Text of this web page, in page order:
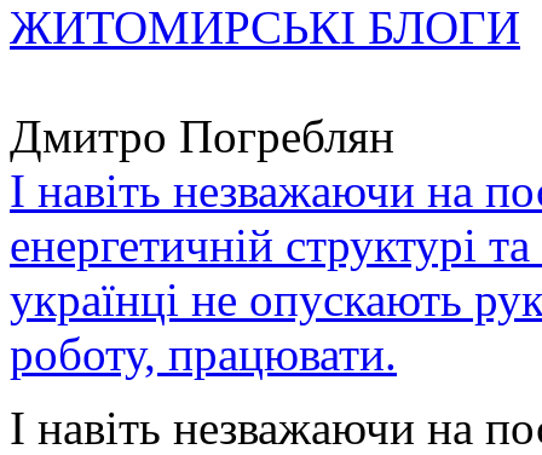
ЖИТОМИРСЬКІ БЛОГИ
Дмитро Погреблян
І навіть незважаючи на
енергетичній структурі
українці не опускають
роботу, працювати.
І навіть незважаючи на